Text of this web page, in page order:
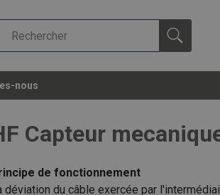
nous
Capteur
de fonctionnement
déviation du câble exercée par